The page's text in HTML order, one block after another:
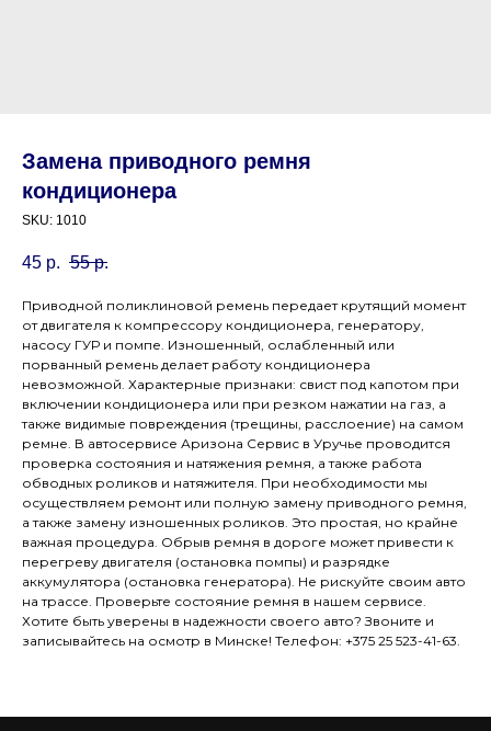
Замена приводного ремня
кондиционера
SKU: 1010
45 р. 55 р.
Приводной поликлиновой ремень передает крутящий момент
от двигателя к компрессору кондиционера, генератору,
насосу ГУР и помпе. Изношенный, ослабленный или
порванный ремень делает работу кондиционера
невозможной. Характерные признаки: свист под капотом при
включении кондиционера или при резком нажатии на газ, а
также видимые повреждения (трещины, расслоение) на самом
ремне. В автосервисе Аризона Сервис в Уручье проводится
проверка состояния и натяжения ремня, а также работа
обводных роликов и натяжителя. При необходимости мы
осуществляем ремонт или полную замену приводного ремня,
а также замену изношенных роликов. Это простая, но крайне
важная процедура. Обрыв ремня в дороге может привести к
перегреву двигателя (остановка помпы) и разрядке
аккумулятора (остановка генератора). Не рискуйте своим авто
на трассе. Проверьте состояние ремня в нашем сервисе.
Хотите быть уверены в надежности своего авто? Звоните и
записывайтесь на осмотр в Минске! Телефон: +375 25 523-41-63.